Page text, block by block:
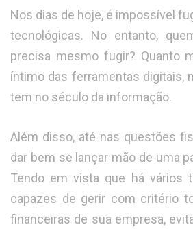
Nos dias de hoje, é impossível
tecnológicas. No entanto,
precisa mesmo fugir? Quanto
íntimo das ferramentas digitais,
tem no século da informação.
Além disso, até nas questões
dar bem se lançar mão de uma
Tendo em vista que há vários
capazes de gerir com critério
financeiras de sua empresa,